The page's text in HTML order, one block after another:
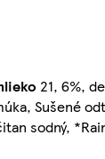
21, 6%,
Sušené
sodný,